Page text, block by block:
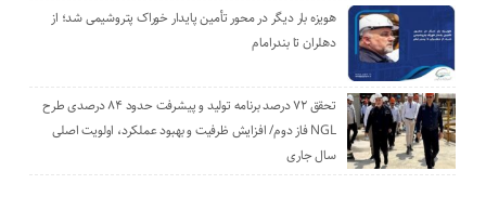
هویزه بار دیگر در محور تأمین پایدار خوراک پتروشیمی شد؛ از
دهلران تا بندرامام
تحقق ۷۲ درصد برنامه تولید و پیشرفت حدود ۸۴ درصدی طرح
NGL فاز دوم/ افزایش ظرفیت و بهبود عملکرد، اولویت اصلی
سال جاری